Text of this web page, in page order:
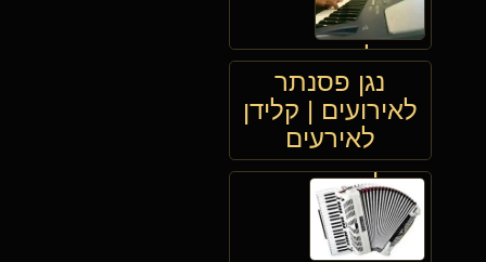
לאירועים
נגן פסנתר
לאירועים | קלידן
לאירעים
אקורדיאוניסט